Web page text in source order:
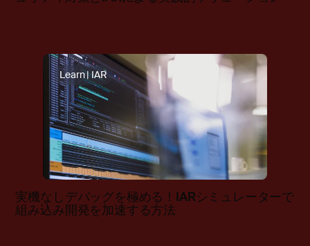
Learn | IAR
実機なしデバッグを極める！IARシミュレーターで
組み込み開発を加速する方法